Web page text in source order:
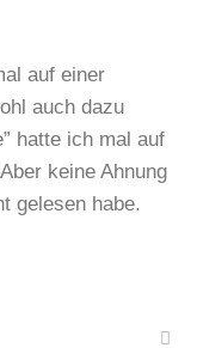
auf einer
auch dazu
hatte ich mal auf
keine Ahnung
gelesen habe.